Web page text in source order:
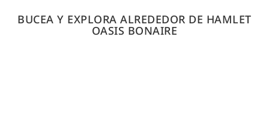
BUCEA Y EXPLORA ALREDEDOR DE HAMLET
OASIS BONAIRE